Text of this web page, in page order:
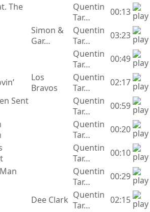
The
Quentin
Tar…
00:13
Simon &
Gar…
Quentin
Tar…
03:23
Quentin
Tar…
00:49
Los
Bravos
Quentin
Tar…
02:17
Sent
Quentin
Tar…
00:59
Quentin
Tar…
00:20
Quentin
Tar…
00:10
Quentin
Tar…
00:29
Dee Clark Quentin
Tar…
02:15